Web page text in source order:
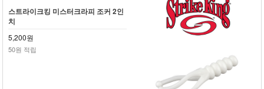
스트라이크킹 미스터크라피 조커 2인
치
5,200원
50원 적립